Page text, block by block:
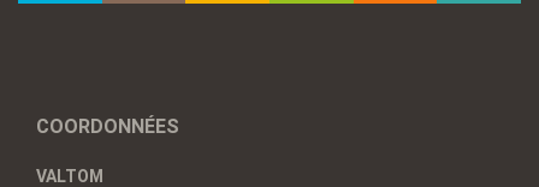
COORDONNÉES
VALTOM